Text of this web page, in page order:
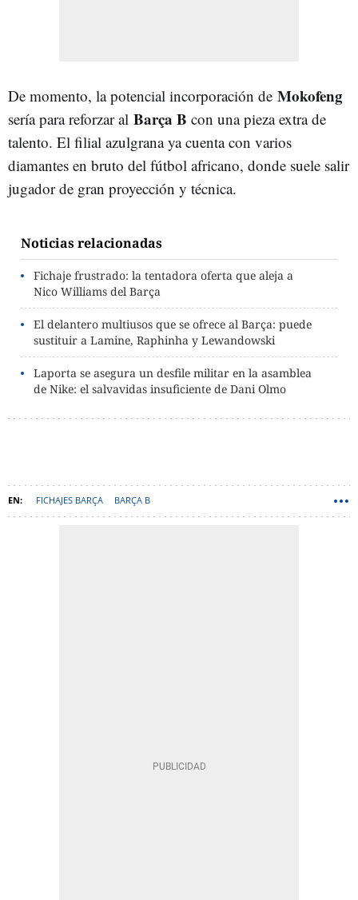
De momento, la potencial incorporación de Mokofeng
sería para reforzar al Barça B con una pieza extra de
talento. El filial azulgrana ya cuenta con varios
diamantes en bruto del fútbol africano, donde suele salir
jugador de gran proyección y técnica.
Noticias relacionadas
Fichaje frustrado: la tentadora oferta que aleja a
Nico Williams del Barça
El delantero multiusos que se ofrece al Barça: puede
sustituir a Lamine, Raphinha y Lewandowski
Laporta se asegura un desfile militar en la asamblea
de Nike: el salvavidas insuficiente de Dani Olmo
FICHAJES BARÇA BARÇA B